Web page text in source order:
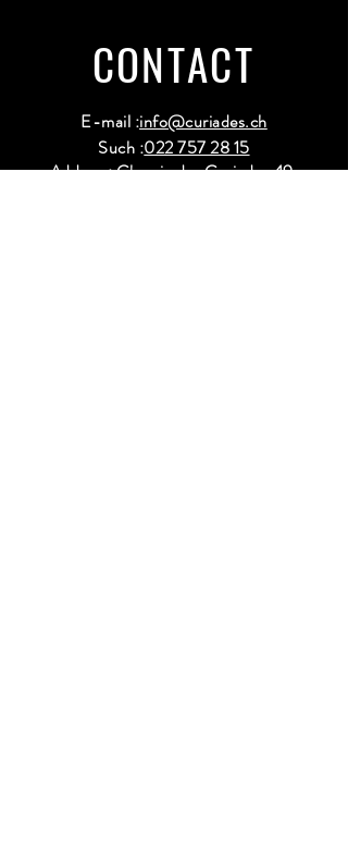
CONTACT
E-mail :info@curiades.ch
Such :022 757 28 15
Address: Chemin des Curiades 49,